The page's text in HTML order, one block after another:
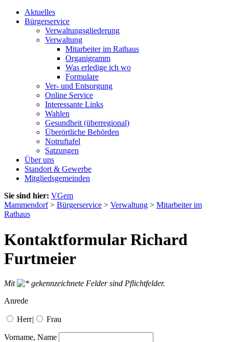
Aktuelles
Bürgerservice
Verwaltungsgliederung
Verwaltung
Mitarbeiter im Rathaus
Organigramm
Was erledige ich wo
Formulare
Ver- und Entsorgung
Online Service
Interessante Links
Wahlen
Gesundheit (überregional)
Überörtliche Behörden
Notruftafel
Satzungen
Über uns
Standort & Gewerbe
Mitgliedsgemeinden
Sie sind hier: VGem
Mammendorf> Bürgerservice > Verwaltung > Mitarbeiter im
Rathaus
Kontaktformular Richard
Furtmeier
Mit
gekennzeichnete Felder sind Pflichtfelder.
Anrede
Herr| Frau
Vorname, Name